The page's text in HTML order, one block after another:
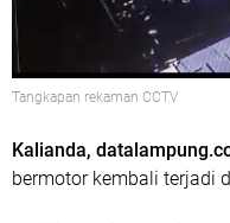
Tangkapan rekaman CCTV
Kalianda,
bermotor kembali terjadi